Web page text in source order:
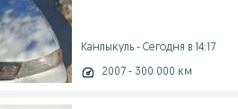
Канлыкуль - Сегодня в 14:17
2007 - 300 000 км